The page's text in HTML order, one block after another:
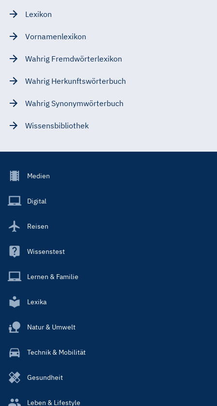
Lexikon
Vornamenlexikon
Wahrig Fremdwörterlexikon
Wahrig Herkunftswörterbuch
Wahrig Synonymwörterbuch
Wissensbibliothek
Footer
Main
Medien
Digital
Reisen
Wissenstest
Lernen & Familie
Lexika
Natur & Umwelt
Technik & Mobilität
Gesundheit
Leben & Lifestyle